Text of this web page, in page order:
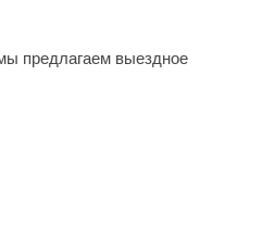
предлагаем выездное